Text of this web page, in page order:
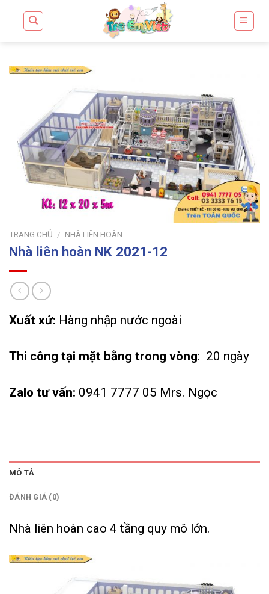
TRANG CHỦ / NHÀ LIÊN HOÀN
Nhà liên hoàn NK 2021-12
Xuất xứ: Hàng nhập nước ngoài
Thi công tại mặt bằng trong vòng: 20 ngày
Zalo tư vấn: 0941 7777 05 Mrs. Ngọc
MÔ TẢ
ĐÁNH GIÁ (0)
Nhà liên hoàn cao 4 tầng quy mô lớn.